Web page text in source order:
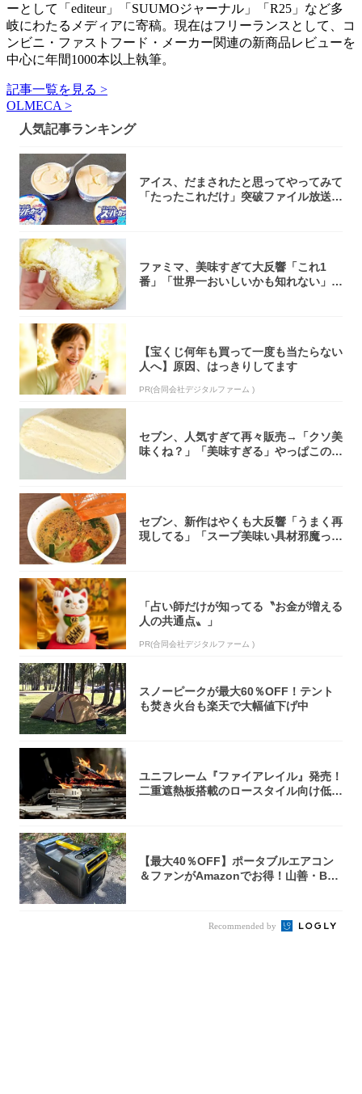
ーとして「editeur」「SUUMOジャーナル」「R25」など多
岐にわたるメディアに寄稿。現在はフリーランスとして、コ
ンビニ・ファストフード・メーカー関連の新商品レビューを
中心に年間1000本以上執筆。
記事一覧を見る >
OLMECA >
人気記事ランキング
アイス、だまされたと思ってやってみて
「たったこれだけ」突破ファイル放送で
ファミマ、美味すぎて大反響「これ1
番」「世界一おいしいかも知れない」
【宝くじ何年も買って一度も当たらない
人へ】原因、はっきりしてます
PR(合同会社デジタルファーム )
セブン、人気すぎて再々販売→「クソ美
味くね？」「美味すぎる」やっぱこのク
セブン、新作はやくも大反響「うまく再
現してる」「スープ美味い具材邪魔って
「占い師だけが知ってる〝お金が増える
人の共通点〟」
PR(合同会社デジタルファーム )
スノーピークが最大60％OFF！テント
も焚き火台も楽天で大幅値下げ中
ユニフレーム『ファイアレイル』発売！
二重遮熱板搭載のロースタイル向け低型
【最大40％OFF】ポータブルエアコン
＆ファンがAmazonでお得！山善・Bo
Recommended by